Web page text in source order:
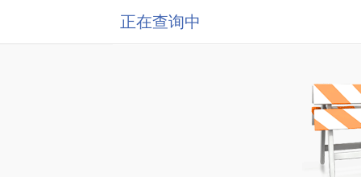
正在查询中